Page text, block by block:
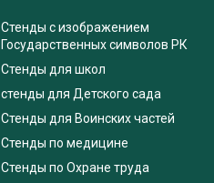
Стенды с изображением
Государственных символов РК
Стенды для школ
стенды для Детского сада
Стенды для Воинских частей
Стенды по медицине
Стенды по Охране труда